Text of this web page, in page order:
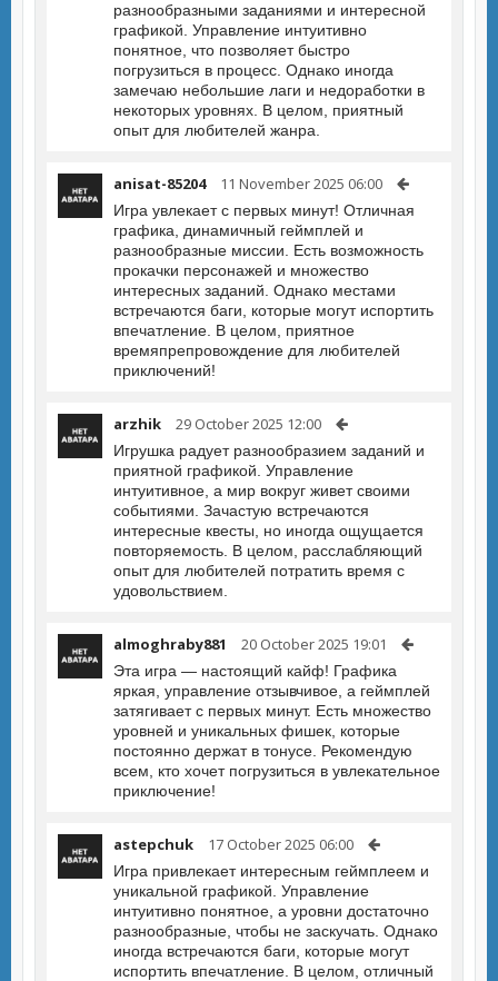
разнообразными заданиями и интересной
графикой. Управление интуитивно
понятное, что позволяет быстро
погрузиться в процесс. Однако иногда
замечаю небольшие лаги и недоработки в
некоторых уровнях. В целом, приятный
опыт для любителей жанра.
anisat-85204 11 November 2025 06:00
Игра увлекает с первых минут! Отличная
графика, динамичный геймплей и
разнообразные миссии. Есть возможность
прокачки персонажей и множество
интересных заданий. Однако местами
встречаются баги, которые могут испортить
впечатление. В целом, приятное
времяпрепровождение для любителей
приключений!
arzhik 29 October 2025 12:00
Игрушка радует разнообразием заданий и
приятной графикой. Управление
интуитивное, а мир вокруг живет своими
событиями. Зачастую встречаются
интересные квесты, но иногда ощущается
повторяемость. В целом, расслабляющий
опыт для любителей потратить время с
удовольствием.
almoghraby881 20 October 2025 19:01
Эта игра — настоящий кайф! Графика
яркая, управление отзывчивое, а геймплей
затягивает с первых минут. Есть множество
уровней и уникальных фишек, которые
постоянно держат в тонусе. Рекомендую
всем, кто хочет погрузиться в увлекательное
приключение!
astepchuk 17 October 2025 06:00
Игра привлекает интересным геймплеем и
уникальной графикой. Управление
интуитивно понятное, а уровни достаточно
разнообразные, чтобы не заскучать. Однако
иногда встречаются баги, которые могут
испортить впечатление. В целом, отличный